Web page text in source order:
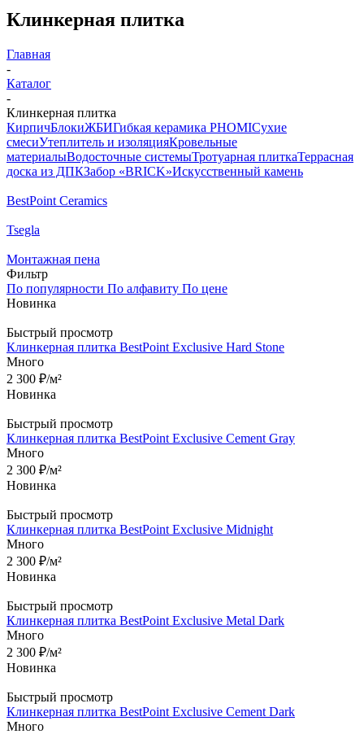
Клинкерная плитка
Главная
-
Каталог
-
Клинкерная плитка
КирпичБлокиЖБИГибкая керамика PHOMIСухие
смесиУтеплитель и изоляцияКровельные
материалыВодосточные системыТротуарная плиткаТеррасная
доска из ДПКЗабор «‎BRICK»‎Искусственный камень
BestPoint Ceramics
Tsegla
Монтажная пена
Фильтр
По популярности По алфавиту По цене
Новинка
Быстрый просмотр
Клинкерная плитка BestPoint Exclusive Hard Stone
Много
2 300 ₽/м²
Новинка
Быстрый просмотр
Клинкерная плитка BestPoint Exclusive Сement Gray
Много
2 300 ₽/м²
Новинка
Быстрый просмотр
Клинкерная плитка BestPoint Exclusive Midnight
Много
2 300 ₽/м²
Новинка
Быстрый просмотр
Клинкерная плитка BestPoint Exclusive Metal Dark
Много
2 300 ₽/м²
Новинка
Быстрый просмотр
Клинкерная плитка BestPoint Exclusive Сement Dark
Много